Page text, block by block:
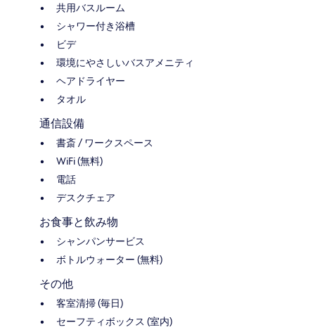
共用バスルーム
シャワー付き浴槽
ビデ
環境にやさしいバスアメニティ
ヘアドライヤー
タオル
通信設備
書斎 / ワークスペース
WiFi (無料)
電話
デスクチェア
お食事と飲み物
シャンパンサービス
ボトルウォーター (無料)
その他
客室清掃 (毎日)
セーフティボックス (室内)